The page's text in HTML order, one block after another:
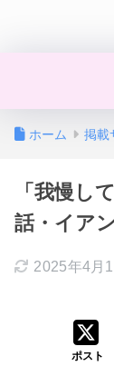
ホーム 掲載
「我慢し
話・イア
2025年4月
ポスト